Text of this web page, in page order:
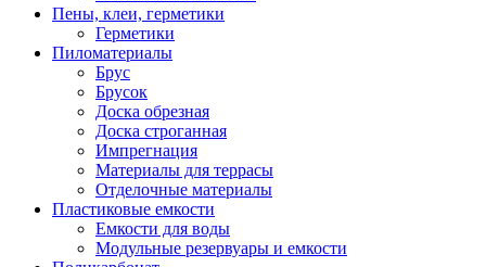
Пены, клеи, герметики
Герметики
Пиломатериалы
Брус
Брусок
Доска обрезная
Доска строганная
Импрегнация
Материалы для террасы
Отделочные материалы
Пластиковые емкости
Емкости для воды
Модульные резервуары и емкости